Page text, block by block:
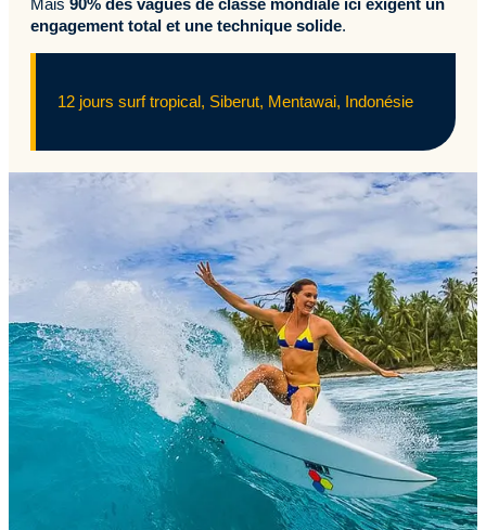
engagement total et une technique solide.
12 jours surf tropical, Siberut, Mentawai, Indonésie